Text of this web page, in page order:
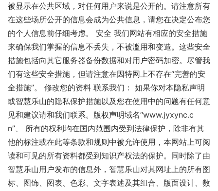
被显示在公共区域，对任何用户来说是公开的。请注意所有
在这些场所公开的信息会成为公共信息，请您在决定公布您
的个人信息前仔细考虑。 安全 我们网站有相应的安全措施
来确保我们掌握的信息不丢失，不被滥用和变造。这些安全
措施包括向其它服务器备份数据和对用户密码加密。尽管我
们有这些安全措施，但请注意在因特网上不存在“完善的安
全措施”。 修改您的资料 联系我们： 如果你对本隐私声明
或智慧乐山的隐私保护措施以及您在使用中的问题有任何意
见和建议请和我们联系。版权声明域名“www.jyxync.c
n”、 所有的权利均在国内范围内受到法律保护，除非有其
他的标注或在此等条款和规则中被允许使用，本网站上可阅
读和可见的所有资料都受到知识产权法的保护。同时除了由
智慧乐山用户发布的信息外，智慧乐山对其网址上的所有图
标、图饰、图表、色彩、文字表述及其组合、版面设计、数